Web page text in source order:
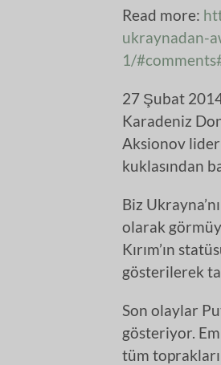
Read more:
ukraynadan-
1/
27 Şubat
Karadeniz
Aksionov
kuklasından
Biz
olarak
Kırım’ın
gösterilerek
Son olaylar
gösteriyor.
tüm